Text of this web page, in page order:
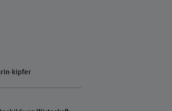
kipfer